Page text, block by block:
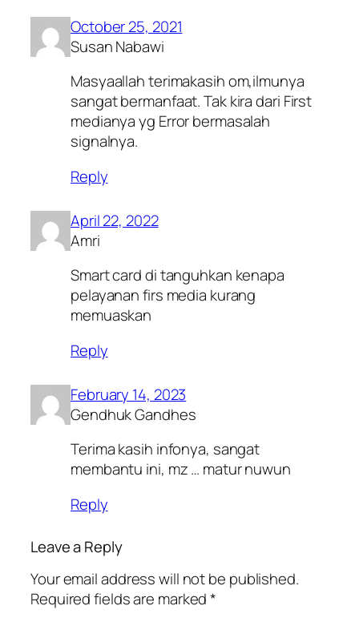
October 25, 2021
Susan Nabawi
Masyaallah terimakasih om,ilmunya
sangat bermanfaat. Tak kira dari First
medianya yg Error bermasalah
signalnya.
Reply
April 22, 2022
Amri
Smart card di tanguhkan kenapa
pelayanan firs media kurang
memuaskan
Reply
February 14, 2023
Gendhuk Gandhes
Terima kasih infonya, sangat
membantu ini, mz … matur nuwun
Reply
Leave a Reply
Your email address will not be published.
Required fields are marked*